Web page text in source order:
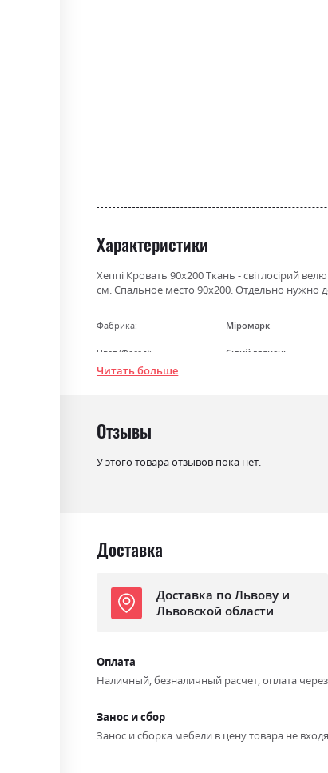
Характеристики
Хеппі Кровать 90х200 Ткань - світлосірий
см. Спальное место 90х200. Отдельно нужно
Фабрика: Міромарк
Цвет (Фасад): білий глянець
Цвет (Корпус):
Стиль
Материал лакована ДСП
С матрасом
Читать больше
Отзывы
У этого товара отзывов пока нет.
Доставка
Доставка по Львову и
Львовской области
Оплата
Наличный, безналичный расчет, оплата
Занос и сбор
Занос и сборка мебели в цену товара не